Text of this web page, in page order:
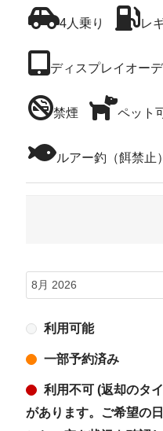
4人乗り レ
ディスプレイオー
禁煙 ペット
ルアー釣（餌禁止）
利用可能
一部予約済み
利用不可 (返却のタ
があります。ご希望の